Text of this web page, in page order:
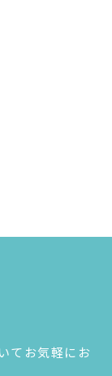
てお気軽にお